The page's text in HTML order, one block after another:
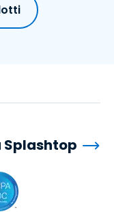
Splashtop